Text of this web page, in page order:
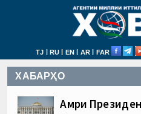
TJ | RU | EN | AR | FAR
ХАБАРҲО
Амри